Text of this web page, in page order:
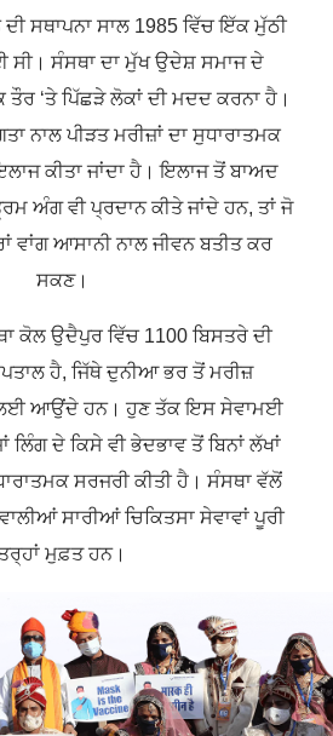
ਦੀ ਸਥਾਪਨਾ ਸਾਲ 1985 ਵਿੱਚ ਇੱਕ ਮੁੱਠੀ
ਸੀ। ਸੰਸਥਾ ਦਾ ਮੁੱਖ ਉਦੇਸ਼ ਸਮਾਜ ਦੇ
‘ਤੇ ਪਿੱਛੜੇ ਲੋਕਾਂ ਦੀ ਮਦਦ ਕਰਨਾ ਹੈ।
ਨਾਲ ਪੀੜਤ ਮਰੀਜ਼ਾਂ ਦਾ ਸੁਧਾਰਾਤਮਕ
ਕੀਤਾ ਜਾਂਦਾ ਹੈ। ਇਲਾਜ ਤੋਂ ਬਾਅਦ
ਅੰਗ ਵੀ ਪ੍ਰਦਾਨ ਕੀਤੇ ਜਾਂਦੇ ਹਨ, ਤਾਂ ਜੋ
ਵਾਂਗ ਆਸਾਨੀ ਨਾਲ ਜੀਵਨ ਬਤੀਤ ਕਰ
ਸਕਣ।
ਕੋਲ ਉਦੈਪੁਰ ਵਿੱਚ 1100 ਬਿਸਤਰੇ ਦੀ
ਹੈ, ਜਿੱਥੇ ਦੁਨੀਆ ਭਰ ਤੋਂ ਮਰੀਜ਼
ਲਈ ਆਉਂਦੇ ਹਨ। ਹੁਣ ਤੱਕ ਇਸ ਸੇਵਾਮਈ
ਲਿੰਗ ਦੇ ਕਿਸੇ ਵੀ ਭੇਦਭਾਵ ਤੋਂ ਬਿਨਾਂ ਲੱਖਾਂ
ਸਰਜਰੀ ਕੀਤੀ ਹੈ। ਸੰਸਥਾ ਵੱਲੋਂ
ਸਾਰੀਆਂ ਚਿਕਿਤਸਾ ਸੇਵਾਵਾਂ ਪੂਰੀ
ਮੁਫ਼ਤ ਹਨ।